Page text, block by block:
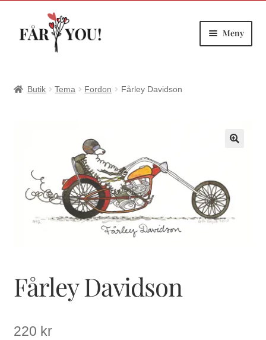
Hoppa
Hoppa
Meny
Butik Tema Fordon Fårley Davidson
Fårley Davidson
220 kr